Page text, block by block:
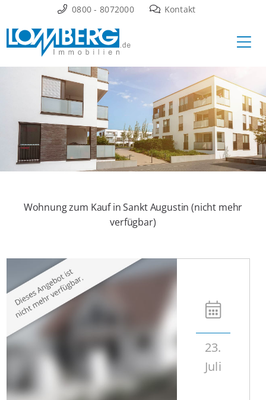
Inhalt
springen
0800 - 8072000 Kontakt
Wohnung zum Kauf in Sankt Augustin (nicht mehr
verfügbar)
23.
Juli